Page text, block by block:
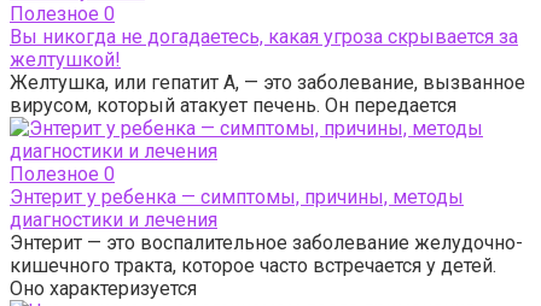
Полезное 0
Вы никогда не догадаетесь, какая угроза скрывается за
желтушкой!
Желтушка, или гепатит А, — это заболевание, вызванное
вирусом, который атакует печень. Он передается
Полезное 0
Энтерит у ребенка — симптомы, причины, методы
диагностики и лечения
Энтерит — это воспалительное заболевание желудочно-
кишечного тракта, которое часто встречается у детей.
Оно характеризуется